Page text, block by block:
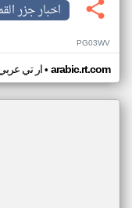
اخبار جزر
PG03WV
ار تي• arabic.rt.com